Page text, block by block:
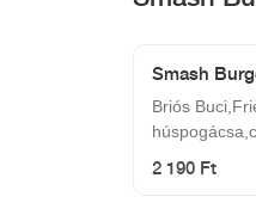
Smash
Briós
2 190 Ft